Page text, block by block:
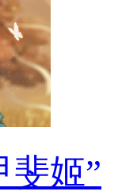
斐姬”